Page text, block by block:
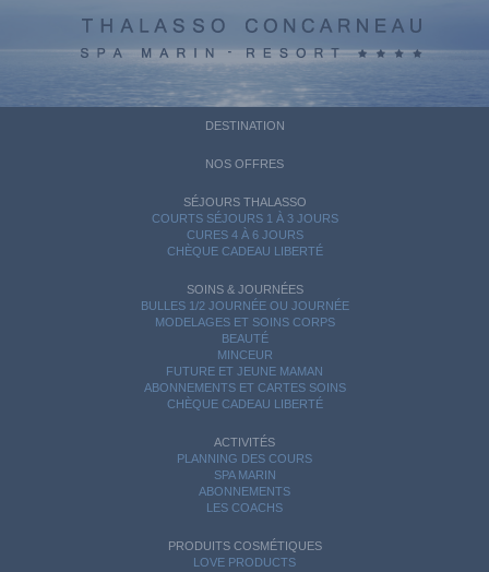
DESTINATION
NOS OFFRES
SÉJOURS THALASSO
COURTS SÉJOURS 1 À 3 JOURS
CURES 4 À 6 JOURS
CHÈQUE CADEAU LIBERTÉ
SOINS & JOURNÉES
BULLES 1/2 JOURNÉE OU JOURNÉE
MODELAGES ET SOINS CORPS
BEAUTÉ
MINCEUR
FUTURE ET JEUNE MAMAN
ABONNEMENTS ET CARTES SOINS
CHÈQUE CADEAU LIBERTÉ
ACTIVITÉS
PLANNING DES COURS
SPA MARIN
ABONNEMENTS
LES COACHS
PRODUITS COSMÉTIQUES
LOVE PRODUCTS